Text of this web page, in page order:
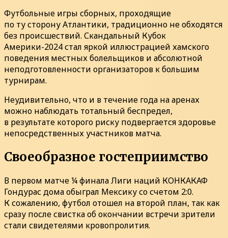
Футбольные игры сборных, проходящие
по ту сторону Атлантики, традиционно не обходятся
без происшествий. Скандальный Кубок
Америки-2024 стал яркой иллюстрацией хамского
поведения местных болельщиков и абсолютной
неподготовленности организаторов к большим
турнирам.
Неудивительно, что и в течение года на аренах
можно наблюдать тотальный беспредел,
в результате которого риску подвергается здоровье
непосредственных участников матча.
Своеобразное гостеприимство
В первом матче ¼ финала Лиги наций КОНКАКАФ
Гондурас дома обыграл Мексику со счетом 2:0.
К сожалению, футбол отошел на второй план, так как
сразу после свистка об окончании встречи зрители
стали свидетелями кровопролития.